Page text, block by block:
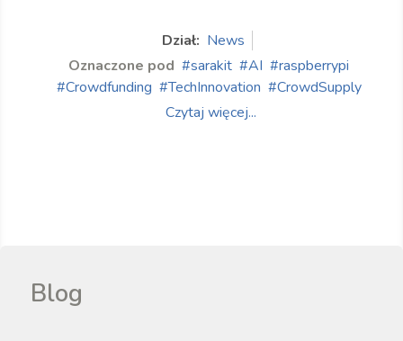
Dział: News
Oznaczone pod
sarakit AI
raspberrypi
Crowdfunding
TechInnovation
CrowdSupply
Czytaj więcej...
Blog